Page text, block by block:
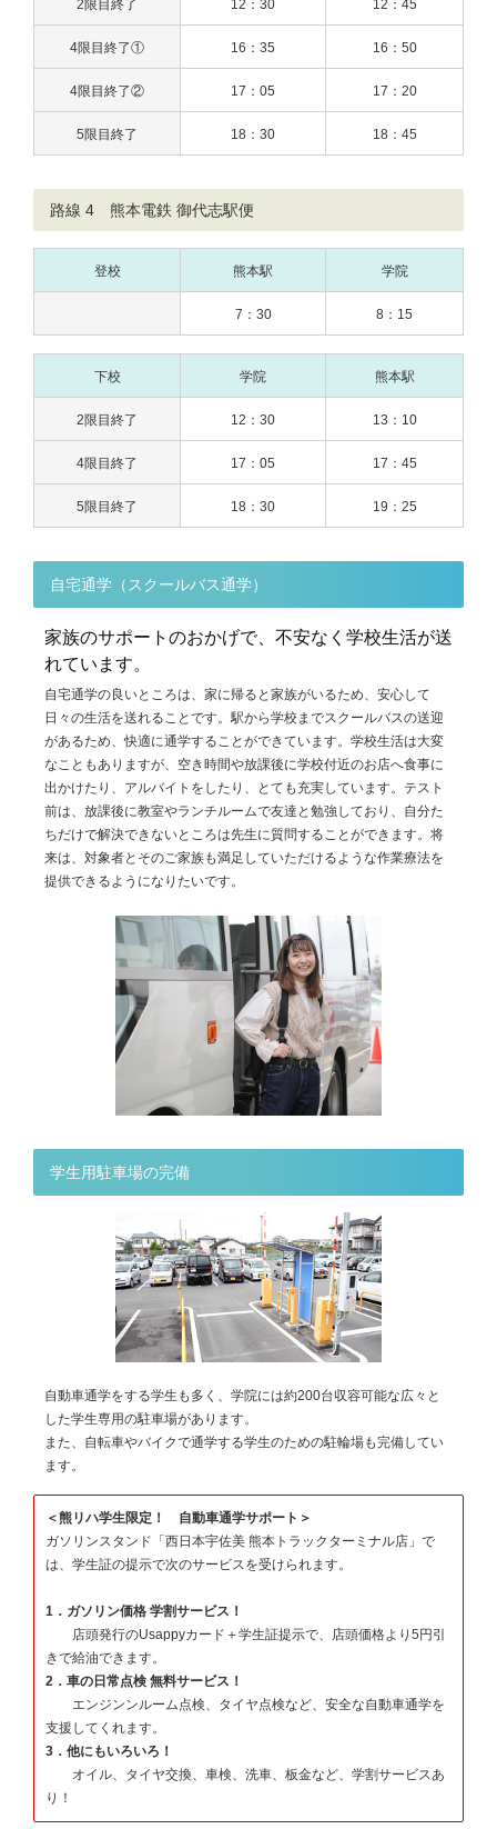
2限目終了 12：30 12：45
4限目終了① 16：35 16：50
4限目終了② 17：05 17：20
5限目終了 18：30 18：45
路線 4 熊本電鉄 御代志駅便
登校 熊本駅 学院
7：30 8：15
下校 学院 熊本駅
2限目終了 12：30 13：10
4限目終了 17：05 17：45
5限目終了 18：30 19：25
自宅通学（スクールバス通学）
家族のサポートのおかげで、不安なく学校生活が送
れています。
自宅通学の良いところは、家に帰ると家族がいるため、安心して
日々の生活を送れることです。駅から学校までスクールバスの送迎
があるため、快適に通学することができています。学校生活は大変
なこともありますが、空き時間や放課後に学校付近のお店へ食事に
出かけたり、アルバイトをしたり、とても充実しています。テスト
前は、放課後に教室やランチルームで友達と勉強しており、自分た
ちだけで解決できないところは先生に質問することができます。将
来は、対象者とそのご家族も満足していただけるような作業療法を
提供できるようになりたいです。
学生用駐車場の完備
自動車通学をする学生も多く、学院には約200台収容可能な広々と
した学生専用の駐車場があります。
また、自転車やバイクで通学する学生のための駐輪場も完備してい
ます。
＜熊リハ学生限定！ 自動車通学サポート＞
ガソリンスタンド「西日本宇佐美 熊本トラックターミナル店」で
は、学生証の提示で次のサービスを受けられます。
1．ガソリン価格 学割サービス！
店頭発行のUsappyカード＋学生証提示で、店頭価格より5円引
きで給油できます。
2．車の日常点検 無料サービス！
エンジンンルーム点検、タイヤ点検など、安全な自動車通学を
支援してくれます。
3．他にもいろいろ！
オイル、タイヤ交換、車検、洗車、板金など、学割サービスあ
り！